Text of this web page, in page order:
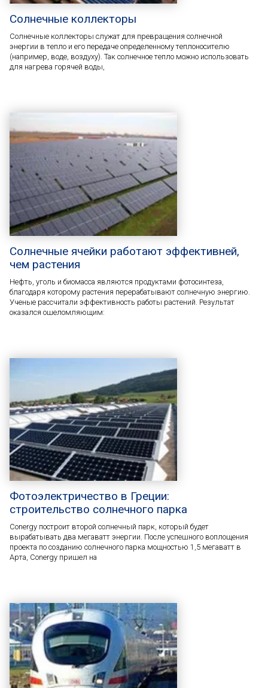
Солнечные коллекторы
Солнечные коллекторы служат для превращения солнечной
энергии в тепло и его передаче определенному теплоносителю
(например, воде, воздуху). Так солнечное тепло можно использовать
для нагрева горячей воды,
Солнечные ячейки работают эффективней,
чем растения
Нефть, уголь и биомасса являются продуктами фотосинтеза,
благодаря которому растения перерабатывают солнечную энергию.
Ученые рассчитали эффективность работы растений. Результат
оказался ошеломляющим:
Фотоэлектричество в Греции:
строительство солнечного парка
Conergy построит второй солнечный парк, который будет
вырабатывать два мегаватт энергии. После успешного воплощения
проекта по созданию солнечного парка мощностью 1,5 мегаватт в
Арта, Conergy пришел на